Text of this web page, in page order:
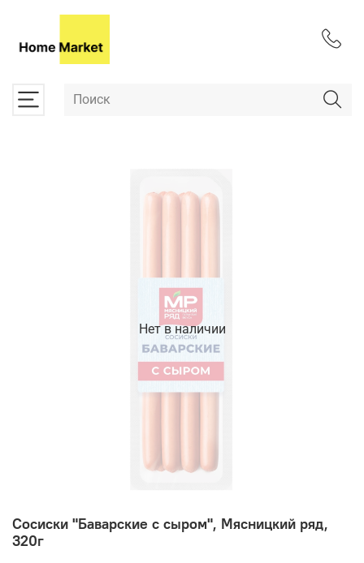
Нет в наличии
Сосиски "Баварские с сыром", Мясницкий ряд,
320г